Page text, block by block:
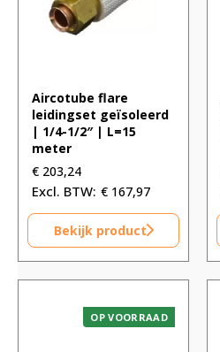
Aircotube flare
leidingset geïsoleerd
| 1/4-1/2″ | L=15
meter
€ 203,24
€ 167,97
Bekijk product
OP VOORRAAD